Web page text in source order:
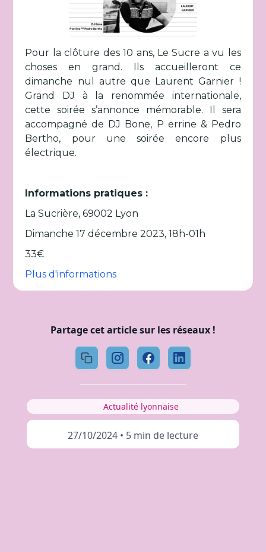
Pour la clôture des 10 ans, Le Sucre a vu les
choses en grand. Ils accueilleront ce
dimanche nul autre que Laurent Garnier !
Grand DJ à la renommée internationale,
cette soirée s’annonce mémorable. Il sera
accompagné de DJ Bone, P errine & Pedro
Bertho, pour une soirée encore plus
électrique.
Informations pratiques :
La Sucrière, 69002 Lyon
Dimanche 17 décembre 2023, 18h-01h
33€
Plus d'informations
Partage cet article sur les réseaux !
Actualité lyonnaise
27/10/2024 • 5 min de lecture